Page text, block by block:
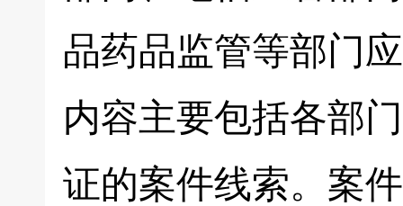
品药品监管等部门
内容主要包括各部
证的案件线索。案